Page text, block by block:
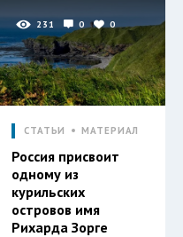
231 0 0
СТАТЬИ МАТЕРИАЛ
Россия присвоит
одному из
курильских
островов имя
Рихарда Зорге